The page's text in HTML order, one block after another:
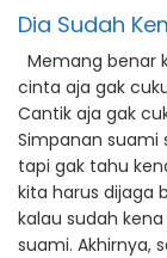
Dia Sudah
Memang benar
cinta aja gak
Cantik aja gak
Simpanan suami
tapi gak tahu
kita harus dijaga
kalau sudah
suami. Akhirnya,